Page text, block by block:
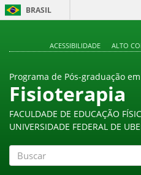
BRASIL
ACESSIBILIDADE
ALTO
Programa de Pós-graduação em
Fisioterapia
FACULDADE DE EDUCAÇÃO
UNIVERSIDADE FEDERAL DE